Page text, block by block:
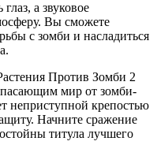
а звуковое
Вы сможете
с зомби и насладиться
Против Зомби 2
мир от зомби-
неприступной крепостью
Начните сражение
титула лучшего